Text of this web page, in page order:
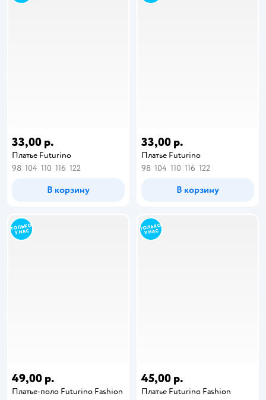
33,00 р.
Платье Futurino
98 104 110 116 122
В корзину
33,00 р.
Платье Futurino
98 104 110 116 122
В корзину
49,00 р.
Платье-поло Futurino Fashion
45,00 р.
Платье Futurino Fashion